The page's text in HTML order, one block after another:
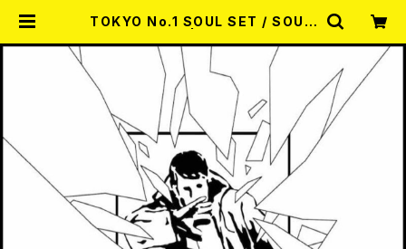
TOKYO No.1 SOUL SET / SOUN
MISERY